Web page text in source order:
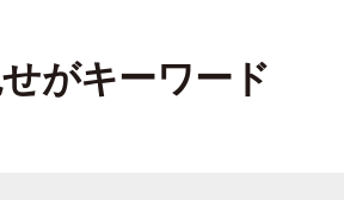
がキーワード